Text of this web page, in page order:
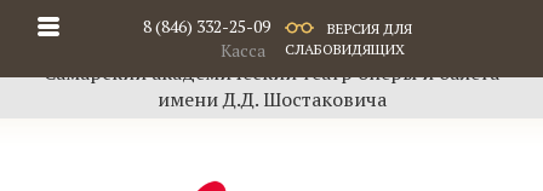
8 (846) 332-25-09
Касса
ВЕРСИЯ ДЛЯ
СЛАБОВИДЯЩИХ
Самарский академический театр оперы и балета
имени Д.Д. Шостаковича